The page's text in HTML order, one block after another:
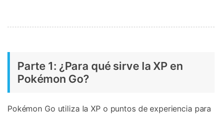
󠀰Parte 1: ¿Para qué sirve la XP en
Pokémon Go?
Pokémon Go utiliza la XP o puntos de experiencia para